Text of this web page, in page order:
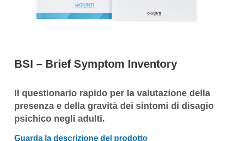
BSI – Brief Symptom Inventory
Il questionario rapido per la valutazione della
presenza e della gravità dei sintomi di disagio
psichico negli adulti.
Guarda la descrizione del prodotto